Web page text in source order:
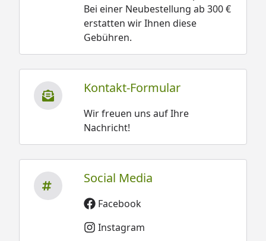
Bei einer Neubestellung ab 300 €
erstatten wir Ihnen diese
Gebühren.
Kontakt-Formular
Wir freuen uns auf Ihre
Nachricht!
Social Media
Facebook
Instagram